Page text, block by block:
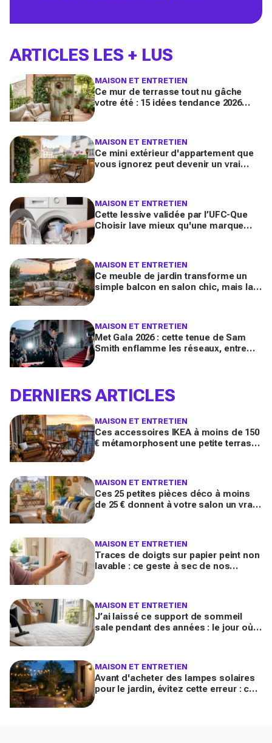
ARTICLES LES + LUS
MAISON ET ENTRETIEN
Ce mur de terrasse tout nu gâche
votre été : 15 idées tendance 2026
MAISON ET ENTRETIEN
Ce mini extérieur d'appartement que
vous ignorez peut devenir un vrai
MAISON ET ENTRETIEN
Cette lessive validée par l’UFC-Que
Choisir lave mieux qu'une marque
MAISON ET ENTRETIEN
Ce meuble de jardin transforme un
simple balcon en salon chic, mais la
MAISON ET ENTRETIEN
Met Gala 2026 : cette tenue de Sam
Smith enflamme les réseaux, entre
DERNIERS ARTICLES
MAISON ET ENTRETIEN
Ces accessoires IKEA à moins de 150
€ métamorphosent une petite terrasse
MAISON ET ENTRETIEN
Ces 25 petites pièces déco à moins
de 25 € donnent à votre salon un vrai
MAISON ET ENTRETIEN
Traces de doigts sur papier peint non
lavable : ce geste à sec de nos
MAISON ET ENTRETIEN
J’ai laissé ce support de sommeil
sale pendant des années : le jour où
MAISON ET ENTRETIEN
Avant d'acheter des lampes solaires
pour le jardin, évitez cette erreur : ces